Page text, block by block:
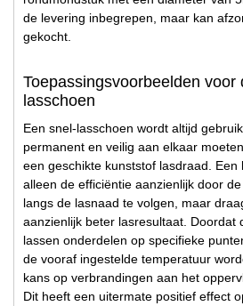
de levering inbegrepen, maar kan
gekocht.
Toepassingsvoorbeelden voor
lasschoen
Een snel-lasschoen wordt altijd
permanent en veilig aan elkaar
een geschikte kunststof lasdraad.
alleen de efficiëntie aanzienlijk door
langs de lasnaad te volgen, maar
aanzienlijk beter lasresultaat. Doordat
lassen onderdelen op specifieke
de vooraf ingestelde temperatuur
kans op verbrandingen aan het
Dit heeft een uitermate positief effect